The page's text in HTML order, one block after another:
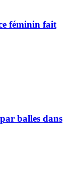
féminin fait
balles dans